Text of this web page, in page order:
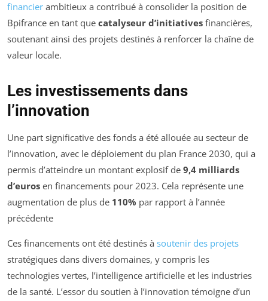
financier ambitieux a contribué à consolider la position de
Bpifrance en tant que catalyseur d’initiatives financières,
soutenant ainsi des projets destinés à renforcer la chaîne de
valeur locale.
Les investissements dans
l’innovation
Une part significative des fonds a été allouée au secteur de
l’innovation, avec le déploiement du plan France 2030, qui a
permis d’atteindre un montant explosif de 9,4 milliards
d’euros en financements pour 2023. Cela représente une
augmentation de plus de 110% par rapport à l’année
précédente
Ces financements ont été destinés à soutenir des projets
stratégiques dans divers domaines, y compris les
technologies vertes, l’intelligence artificielle et les industries
de la santé. L’essor du soutien à l’innovation témoigne d’un